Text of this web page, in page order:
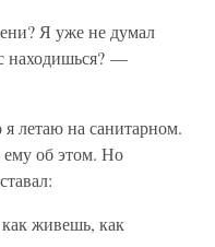
Я уже не думал
находишься? —
летаю на санитарном.
ему об этом. Но
живешь, как